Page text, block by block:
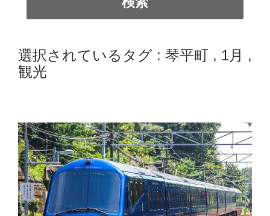
選択されているタグ : 琴平町 , 1月
,
観光